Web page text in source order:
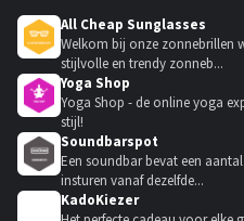
All Cheap Sunglasses
Welkom bij onze zonnebrillen
stijlvolle en trendy zonneb...
Yoga Shop
Yoga Shop - de online yoga
stijl!
Soundbarspot
Een soundbar bevat een
insturen vanaf dezelfde...
KadoKiezer